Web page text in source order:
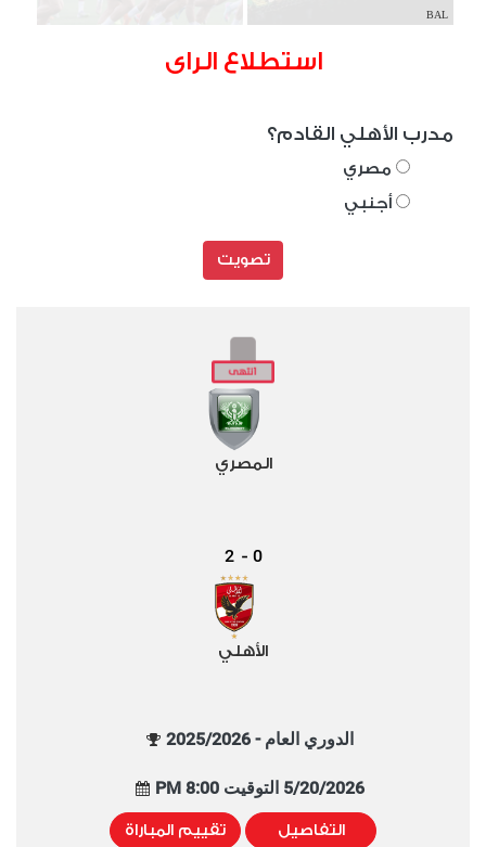
BAL
استطلاع الراى
مدرب الأهلي القادم؟
مصري
أجنبي
تصويت
المصري
0
-
2
الأهلي
الدوري العام - 2025/2026
5/20/2026 التوقيت 8:00 PM
التفاصيل تقييم المباراة